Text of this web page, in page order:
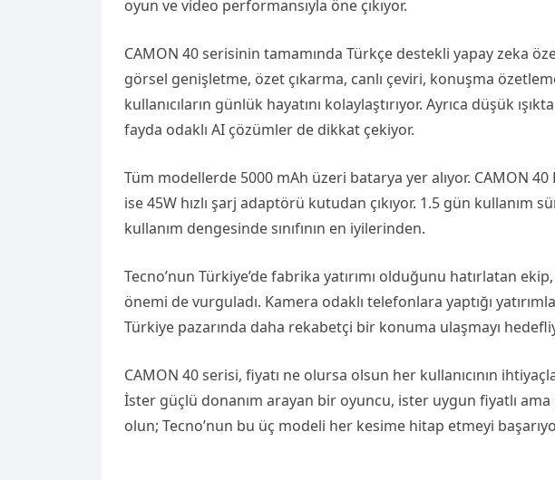
oyun ve video performansıyla öne çıkıyor.
CAMON 40 serisinin tamamında Türkçe destekli yapay zeka
görsel genişletme, özet çıkarma, canlı çeviri, konuşma
kullanıcıların günlük hayatını kolaylaştırıyor. Ayrıca düşük
fayda odaklı AI çözümler de dikkat çekiyor.
Tüm modellerde 5000 mAh üzeri batarya yer alıyor. CAMON
ise 45W hızlı şarj adaptörü kutudan çıkıyor. 1.5 gün kullanım
kullanım dengesinde sınıfının en iyilerinden.
Tecno’nun Türkiye’de fabrika yatırımı olduğunu hatırlatan
önemi de vurguladı. Kamera odaklı telefonlara yaptığı
Türkiye pazarında daha rekabetçi bir konuma ulaşmayı
CAMON 40 serisi, fiyatı ne olursa olsun her kullanıcının
İster güçlü donanım arayan bir oyuncu, ister uygun fiyatlı ama
olun; Tecno’nun bu üç modeli her kesime hitap etmeyi